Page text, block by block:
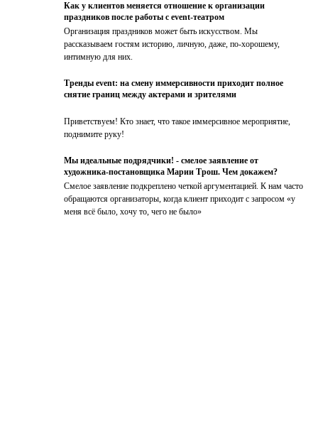
Как у клиентов меняется отношение к организации
праздников после работы с event-театром
Организация праздников может быть искусством. Мы
рассказываем гостям историю, личную, даже, по-хорошему,
интимную для них.
Тренды event: на смену иммерсивности приходит полное
снятие границ между актерами и зрителями
Приветствуем! Кто знает, что такое иммерсивное мероприятие,
поднимите руку!
Мы идеальные подрядчики! - смелое заявление от
художника-постановщика Марии Трош. Чем докажем?
Смелое заявление подкреплено четкой аргументацией. К нам часто
обращаются организаторы, когда клиент приходит с запросом «у
меня всё было, хочу то, чего не было»